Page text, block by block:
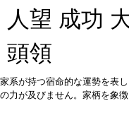
人望 成功
頭領
家系が持つ宿命的な運勢を表
の力が及びません。家柄を象